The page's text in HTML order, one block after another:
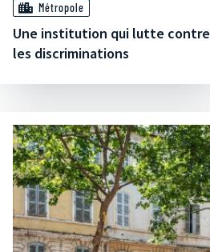
Métropole
Une institution qui lutte contre
les discriminations